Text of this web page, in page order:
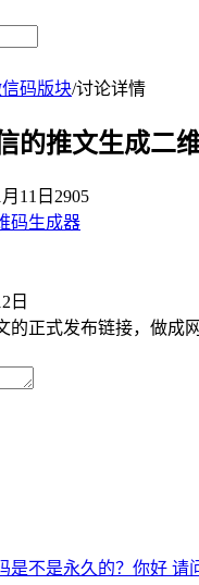
码版块/讨论详情
的推文生成二维
11日 2905
码生成器
日
的正式发布链接，做成
是不是永久的？ 你好 请